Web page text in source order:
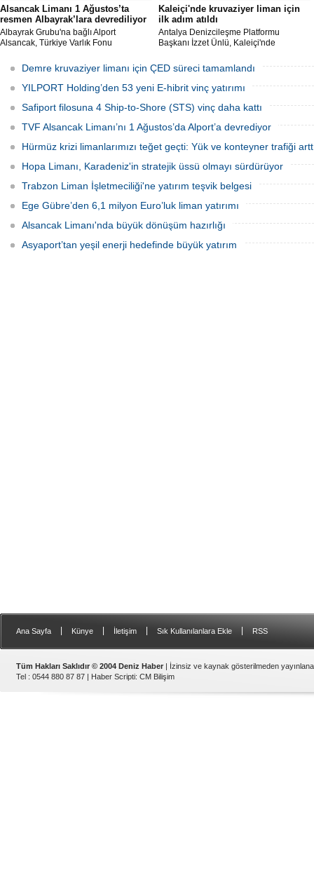
Alsancak Limanı 1 Ağustos’ta
resmen Albayrak’lara devrediliyor
Albayrak Grubu'na bağlı Alport
Alsancak, Türkiye Varlık Fonu
yük limanı işletmesini 1 Ağustos 2026
itibarıyla devralacağını liman
kullanıcılarına gönderdiği resmi yazıyla
Kaleiçi'nde kruvaziyer liman için
ilk adım atıldı
Antalya Denizcileşme Platformu
Başkanı İzzet Ünlü, Kaleiçi'nde
Ulaştırma ve Altyapı Bakanlığı 6'ncı
Bölge Müdürlüğü tarafından teknik
çalışma başlatıldığını açıkladı.
Demre kruvaziyer limanı için ÇED süreci tamamlandı
YILPORT Holding’den 53 yeni E-hibrit vinç yatırımı
Safiport filosuna 4 Ship-to-Shore (STS) vinç daha kattı
TVF Alsancak Limanı’nı 1 Ağustos’da Alport’a devrediyor
Hürmüz krizi limanlarımızı teğet geçti: Yük ve konteyner trafiği
Hopa Limanı, Karadeniz'in stratejik üssü olmayı sürdürüyor
Trabzon Liman İşletmeciliği'ne yatırım teşvik belgesi
Ege Gübre’den 6,1 milyon Euro’luk liman yatırımı
Alsancak Limanı'nda büyük dönüşüm hazırlığı
Asyaport’tan yeşil enerji hedefinde büyük yatırım
Ana Sayfa Künye İletişim Sık Kullanılanlara Ekle RSS
Tüm Hakları Saklıdır © 2004 Deniz Haber | İzinsiz ve kaynak gösterilmeden
Tel : 0544 880 87 87 | Haber Scripti: CM Bilişim